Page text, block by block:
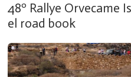
48º Rallye Orvecame
el road book